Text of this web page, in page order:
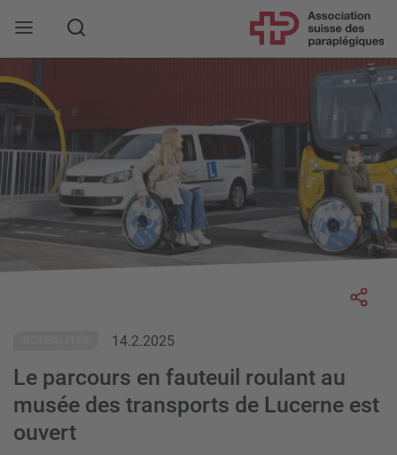
Rechercher
14.2.2025
Le parcours en fauteuil roulant au
musée des transports de Lucerne est
ouvert